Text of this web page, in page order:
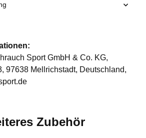
Sport GmbH & Co. KG,
97638 Mellrichstadt, Deutschland,
Zubehör